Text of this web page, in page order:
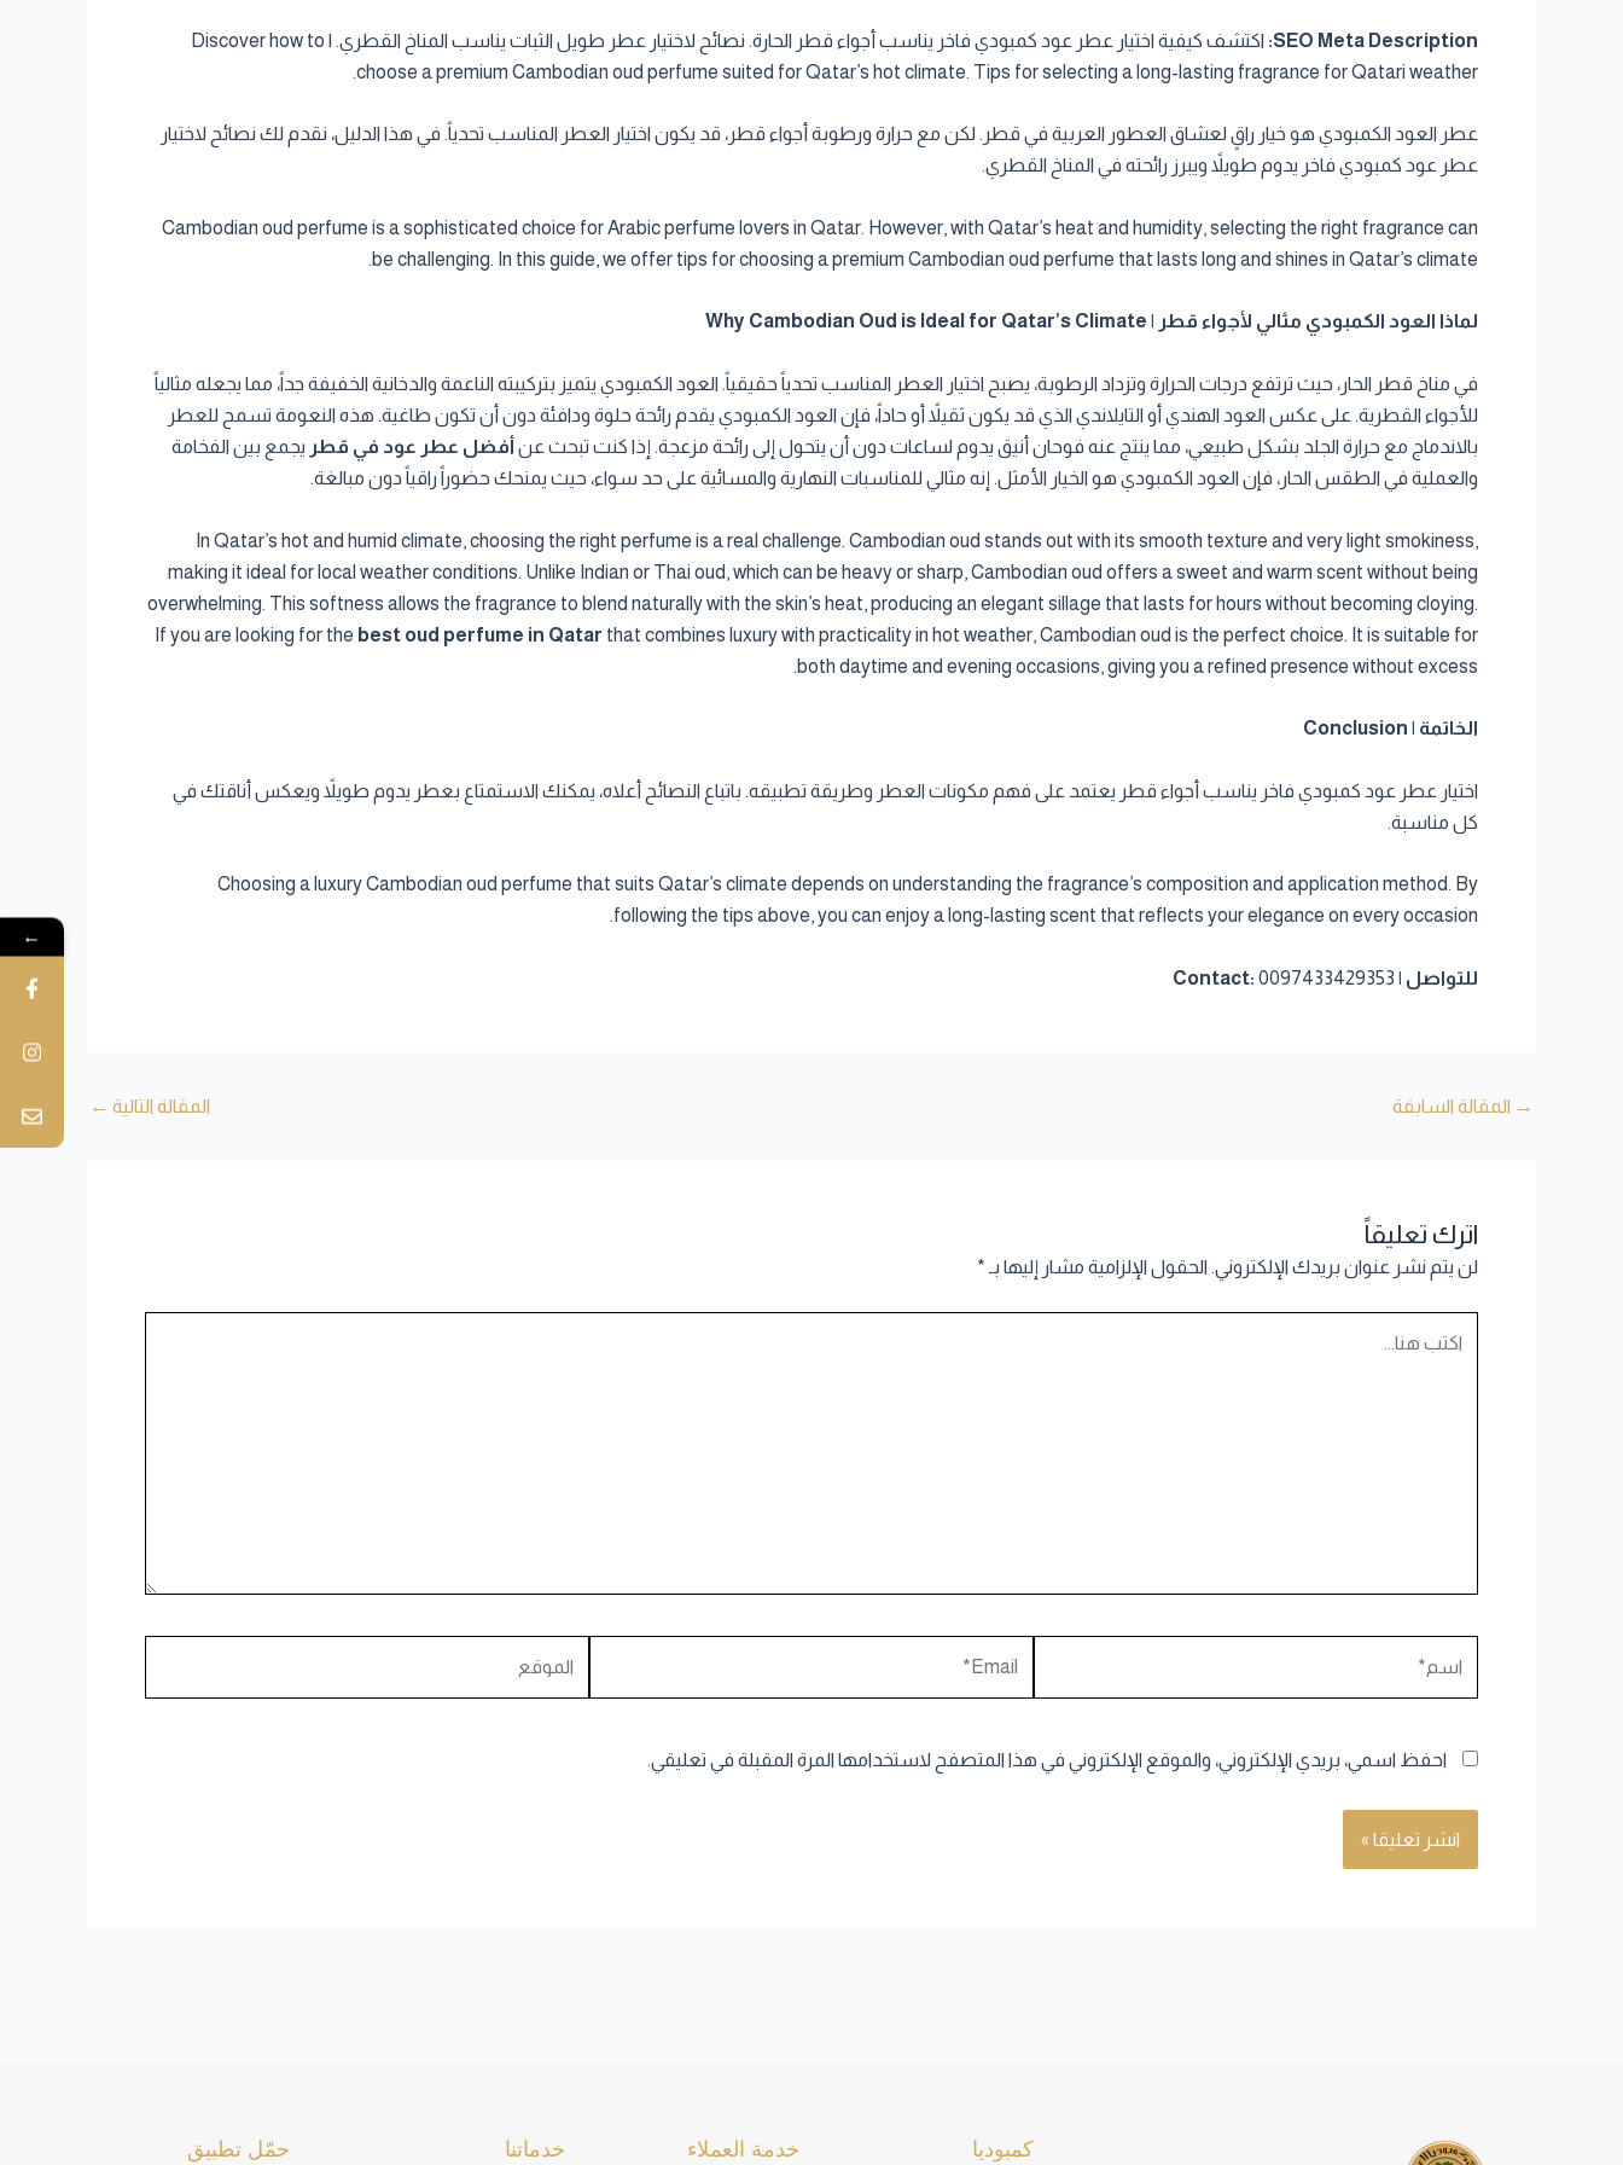
SEO Meta Description:
اكتشف كيفية اختيار عطر عود كمبودي فاخر يناسب أجواء قطر الحارة. نصائح لاختيار عطر طويل الثبات يناسب المناخ القطري. | Discover how to
choose a premium Cambodian oud perfume suited for Qatar’s hot climate. Tips for selecting a long-lasting fragrance for Qatari weather.
عطر العود الكمبودي هو خيار راقٍ لعشاق العطور العربية في قطر. لكن مع حرارة ورطوبة أجواء قطر، قد يكون اختيار العطر المناسب تحدياً. في هذا الدليل، نقدم لك نصائح لاختيار
عطر عود كمبودي فاخر يدوم طويلاً ويبرز رائحته في المناخ القطري.
Cambodian oud perfume is a sophisticated choice for Arabic perfume lovers in Qatar. However, with Qatar’s heat and humidity, selecting the right fragrance can
be challenging. In this guide, we offer tips for choosing a premium Cambodian oud perfume that lasts long and shines in Qatar’s climate.
لماذا العود الكمبودي مثالي لأجواء قطر | Why Cambodian Oud is Ideal for Qatar’s Climate
في مناخ قطر الحار، حيث ترتفع درجات الحرارة وتزداد الرطوبة، يصبح اختيار العطر المناسب تحدياً حقيقياً. العود الكمبودي يتميز بتركيبته الناعمة والدخانية الخفيفة جداً، مما يجعله مثالياً
للأجواء القطرية. على عكس العود الهندي أو التايلاندي الذي قد يكون ثقيلاً أو حاداً، فإن العود الكمبودي يقدم رائحة حلوة ودافئة دون أن تكون طاغية. هذه النعومة تسمح للعطر
بالاندماج مع حرارة الجلد بشكل طبيعي، مما ينتج عنه فوحان أنيق يدوم لساعات دون أن يتحول إلى رائحة مزعجة. إذا كنت تبحث عن أفضل عطر عود في قطر يجمع بين الفخامة
والعملية في الطقس الحار، فإن العود الكمبودي هو الخيار الأمثل. إنه مثالي للمناسبات النهارية والمسائية على حد سواء، حيث يمنحك حضوراً راقياً دون مبالغة.
In Qatar’s hot and humid climate, choosing the right perfume is a real challenge. Cambodian oud stands out with its smooth texture and very light smokiness,
making it ideal for local weather conditions. Unlike Indian or Thai oud, which can be heavy or sharp, Cambodian oud offers a sweet and warm scent without being
overwhelming. This softness allows the fragrance to blend naturally with the skin’s heat, producing an elegant sillage that lasts for hours without becoming cloying.
If you are looking for the best oud perfume in Qatar that combines luxury with practicality in hot weather, Cambodian oud is the perfect choice. It is suitable for
both daytime and evening occasions, giving you a refined presence without excess.
الخاتمة | Conclusion
اختيار عطر عود كمبودي فاخر يناسب أجواء قطر يعتمد على فهم مكونات العطر وطريقة تطبيقه. باتباع النصائح أعلاه، يمكنك الاستمتاع بعطر يدوم طويلاً ويعكس أناقتك في
كل مناسبة.
Choosing a luxury Cambodian oud perfume that suits Qatar’s climate depends on understanding the fragrance’s composition and application method. By
following the tips above, you can enjoy a long-lasting scent that reflects your elegance on every occasion.
للتواصل | Contact: 0097433429353
→ المقالة السابقة المقالة التالية ←
اترك تعليقاً
لن يتم نشر عنوان بريدك الإلكتروني. الحقول الإلزامية مشار إليها بـ *
هنا...
احفظ اسمي، بريدي الإلكتروني، والموقع الإلكتروني في هذا المتصفح لاستخدامها المرة المقبلة في تعليقي.
كمبوديا خدمة العملاء خدماتنا
حمّل تطبيق
←